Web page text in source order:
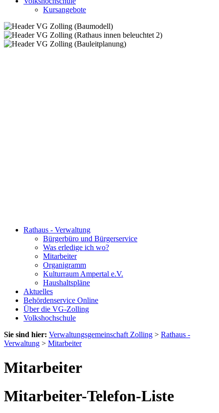
Kursangebote
Rathaus - Verwaltung
Bürgerbüro und Bürgerservice
Was erledige ich wo?
Mitarbeiter
Organigramm
Kulturraum Ampertal e.V.
Haushaltspläne
Aktuelles
Behördenservice Online
Über die VG-Zolling
Volkshochschule
Sie sind hier: Verwaltungsgemeinschaft Zolling > Rathaus -
Verwaltung > Mitarbeiter
Mitarbeiter
Mitarbeiter-Telefon-Liste